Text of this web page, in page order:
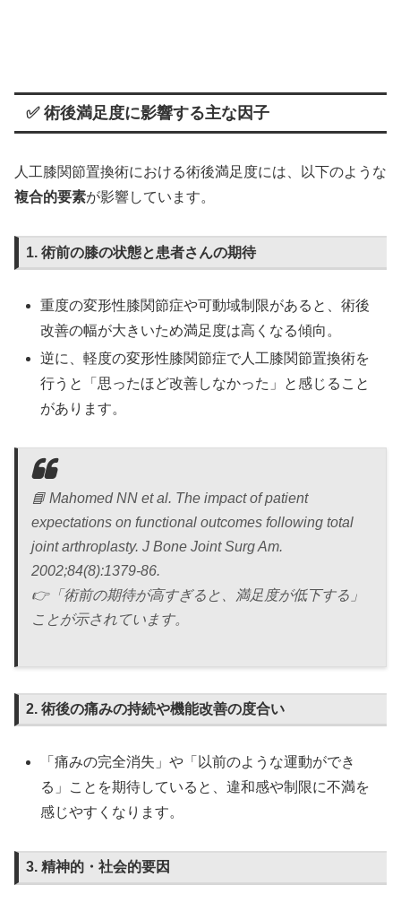
✅ 術後満足度に影響する主な因子
人工膝関節置換術における術後満足度には、以下のような
複合的要素が影響しています。
1. 術前の膝の状態と患者さんの期待
重度の変形性膝関節症や可動域制限があると、術後
改善の幅が大きいため満足度は高くなる傾向。
逆に、軽度の変形性膝関節症で人工膝関節置換術を
行うと「思ったほど改善しなかった」と感じること
があります。
📘 Mahomed NN et al. The impact of patient
expectations on functional outcomes following total
joint arthroplasty. J Bone Joint Surg Am.
2002;84(8):1379-86.
👉「術前の期待が高すぎると、満足度が低下する」
ことが示されています。
2. 術後の痛みの持続や機能改善の度合い
「痛みの完全消失」や「以前のような運動ができ
る」ことを期待していると、違和感や制限に不満を
感じやすくなります。
3. 精神的・社会的要因